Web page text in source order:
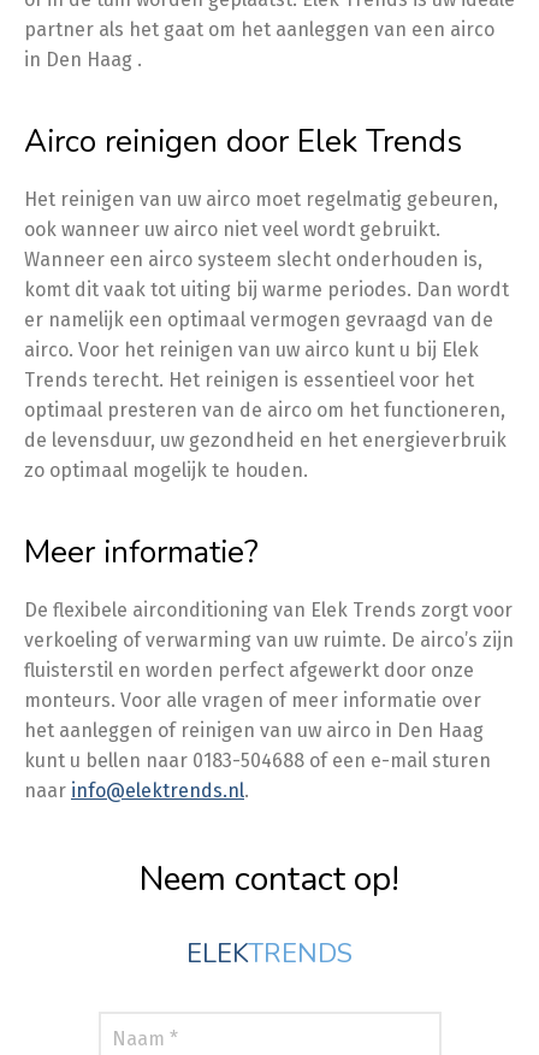
partner als het gaat om het aanleggen van een airco
in Den Haag .
Airco reinigen door Elek Trends
Het reinigen van uw airco moet regelmatig gebeuren,
ook wanneer uw airco niet veel wordt gebruikt.
Wanneer een airco systeem slecht onderhouden is,
komt dit vaak tot uiting bij warme periodes. Dan wordt
er namelijk een optimaal vermogen gevraagd van de
airco. Voor het reinigen van uw airco kunt u bij Elek
Trends terecht. Het reinigen is essentieel voor het
optimaal presteren van de airco om het functioneren,
de levensduur, uw gezondheid en het energieverbruik
zo optimaal mogelijk te houden.
Meer informatie?
De flexibele airconditioning van Elek Trends zorgt voor
verkoeling of verwarming van uw ruimte. De airco’s zijn
fluisterstil en worden perfect afgewerkt door onze
monteurs. Voor alle vragen of meer informatie over
het aanleggen of reinigen van uw airco in Den Haag
kunt u bellen naar 0183-504688 of een e-mail sturen
naar info@elektrends.nl.
Neem contact op!
ELEKTRENDS